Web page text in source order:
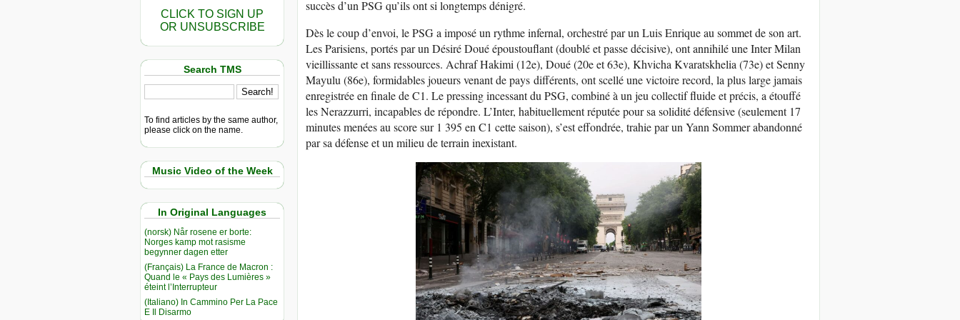
CLICK TO SIGN UP
OR UNSUBSCRIBE
Search TMS
To find articles by the same author,
please click on the name.
Music Video of the Week
In Original Languages
(norsk) Når rosene er borte:
Norges kamp mot rasisme
begynner dagen etter
(Français) La France de Macron :
Quand le « Pays des Lumières »
éteint l’Interrupteur
(Italiano) In Cammino Per La Pace
E Il Disarmo
succès d’un PSG qu’ils ont si longtemps dénigré.
Dès le coup d’envoi, le PSG a imposé un rythme infernal, orchestré par un Luis Enrique au sommet de son art.
Les Parisiens, portés par un Désiré Doué époustouflant (doublé et passe décisive), ont annihilé une Inter Milan
vieillissante et sans ressources. Achraf Hakimi (12e), Doué (20e et 63e), Khvicha Kvaratskhelia (73e) et Senny
Mayulu (86e), formidables joueurs venant de pays différents, ont scellé une victoire record, la plus large jamais
enregistrée en finale de C1. Le pressing incessant du PSG, combiné à un jeu collectif fluide et précis, a étouffé
les Nerazzurri, incapables de répondre. L’Inter, habituellement réputée pour sa solidité défensive (seulement 17
minutes menées au score sur 1 395 en C1 cette saison), s’est effondrée, trahie par un Yann Sommer abandonné
par sa défense et un milieu de terrain inexistant.